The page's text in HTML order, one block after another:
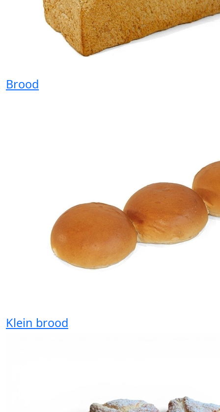
Brood
Klein brood